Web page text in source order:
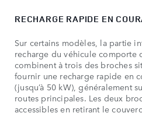
RECHARGE RAPIDE EN
Sur certains modèles, la partie
recharge du véhicule comporte
combinent à trois des broches
fournir une recharge rapide en
(jusqu’à 50 kW), généralement
routes principales. Les deux
accessibles en retirant le